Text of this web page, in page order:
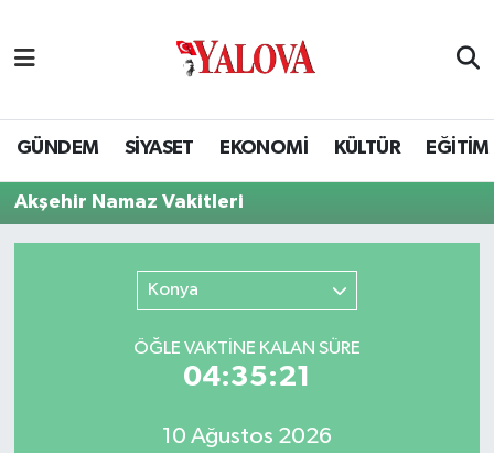
GÜNDEM SİYASET EKONOMİ KÜLTÜR EĞİTİM
Akşehir Namaz Vakitleri
Konya
ÖĞLE VAKTİNE KALAN SÜRE
04:35:21
10 Ağustos 2026
SİYASET
EKONOMİ
BİLİM VE TEKNOLOJİ
Yalova Nöbetçi Eczaneler
Yalova Hava Durumu
Yalova Namaz Vakitleri
Puan Durumu ve Fikstür
Tüm Manşetler